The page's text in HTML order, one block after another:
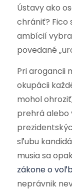
Ústavy ako
chrániť? Fico
ambícií
povedané
Pri arogancii
okupácii
mohol
prehrá alebo
sľubu
musia sa
zákone o
neprávnik